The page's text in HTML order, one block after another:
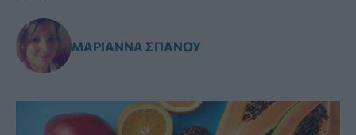
ΜΑΡΙΆΝΝΑ ΣΠΑΝΟΎ